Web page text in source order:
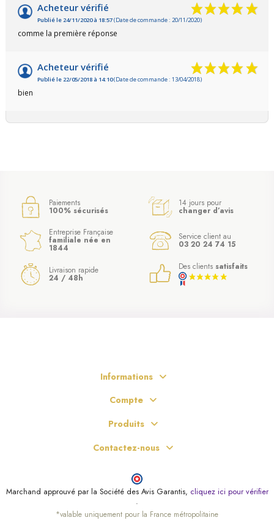
Acheteur vérifié
Publié le 24/11/2020 à 18:57(Date de commande : 20/11/2020)
comme la première réponse
Acheteur vérifié
Publié le 22/05/2018 à 14:10(Date de commande : 13/04/2018)
bien
Paiements
100% sécurisés
14 jours pour
changer d’avis
Entreprise Française
familiale née en
1844
Service client au
03 20 24 74 15
Livraison rapide
24 / 48h
Des clients satisfaits
Informations
Compte
Produits
Contactez-nous
Marchand approuvé par la Société des Avis Garantis, cliquez ici pour vérifier
.
*valable uniquement pour la France métropolitaine